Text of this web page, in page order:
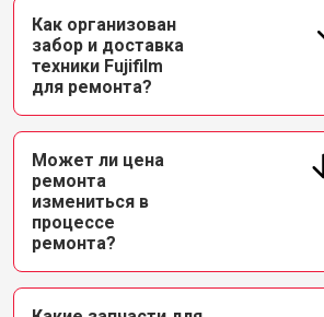
Как организован
забор и доставка
техники Fujifilm
для ремонта?
Может ли цена
ремонта
измениться в
процессе
ремонта?